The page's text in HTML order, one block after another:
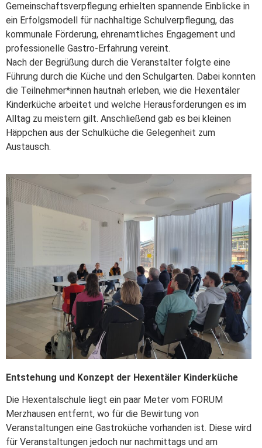
Gemeinschaftsverpflegung erhielten spannende Einblicke in
ein Erfolgsmodell für nachhaltige Schulverpflegung, das
kommunale Förderung, ehrenamtliches Engagement und
professionelle Gastro-Erfahrung vereint.
Nach der Begrüßung durch die Veranstalter folgte eine
Führung durch die Küche und den Schulgarten. Dabei konnten
die Teilnehmer*innen hautnah erleben, wie die Hexentäler
Kinderküche arbeitet und welche Herausforderungen es im
Alltag zu meistern gilt. Anschließend gab es bei kleinen
Häppchen aus der Schulküche die Gelegenheit zum
Austausch.
Entstehung und Konzept der Hexentäler Kinderküche
Die Hexentalschule liegt ein paar Meter vom FORUM
Merzhausen entfernt, wo für die Bewirtung von
Veranstaltungen eine Gastroküche vorhanden ist. Diese wird
für Veranstaltungen jedoch nur nachmittags und am